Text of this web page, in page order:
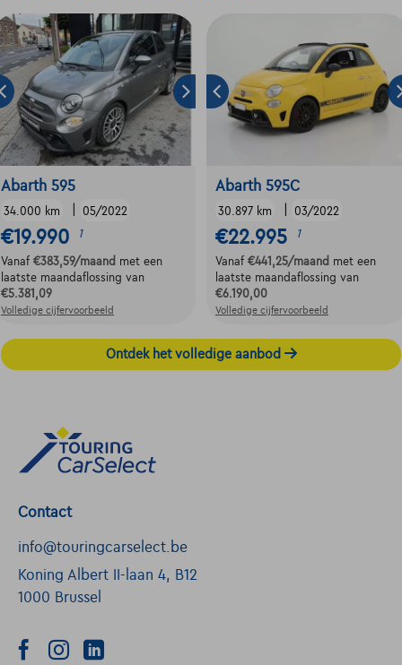
Abarth 595
34.000 km 05/2022
€19.990 1
Vanaf €383,59/maand met een
laatste maandaflossing van
€5.381,09
Volledige cijfervoorbeeld
Abarth 595C
30.897 km 03/2022
€22.995 1
Vanaf €441,25/maand met een
laatste maandaflossing van
€6.190,00
Volledige cijfervoorbeeld
Ontdek het volledige aanbod
Contact
info@touringcarselect.be
Koning Albert II-laan 4, B12
1000 Brussel